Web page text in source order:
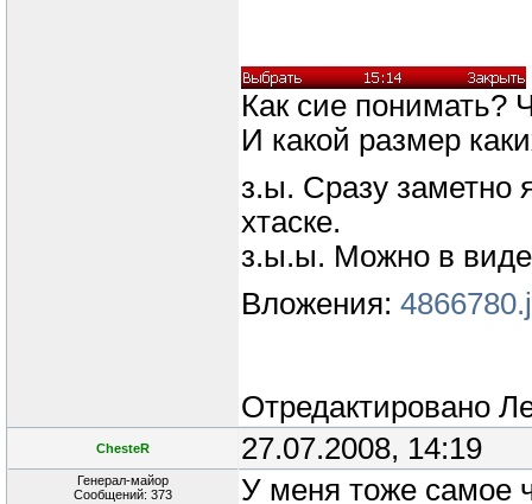
Как сие понимать?
И какой размер
з.ы. Сразу заметно
хтаске.
з.ы.ы. Можно в
Вложения:
Отредактировано
ChesteR 27.07.2008, 14:19
Генерал-майор
Сообщений: 373
У меня тоже самое